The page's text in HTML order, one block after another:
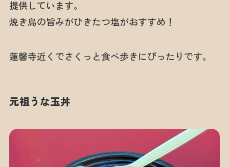
提供しています。
焼き鳥の旨みがひきたつ塩がおすすめ！
蓮馨寺近くでさくっと食べ歩きにぴったりです。
元祖うな玉丼